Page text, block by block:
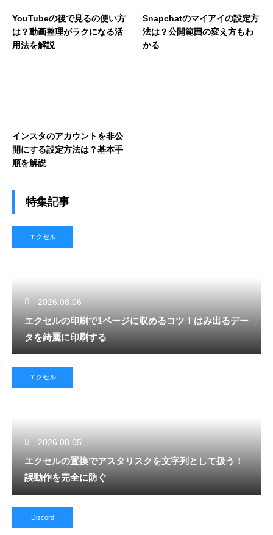
YouTubeの後で見るの使い方
は？動画整理がラクになる活
用法を解説
Snapchatのマイアイの設定方
法は？公開範囲の変え方もわ
かる
インスタのアカウントを非公
開にする設定方法は？基本手
順を解説
特集記事
エクセル
2026.08.06
エクセルの印刷で1ページに収めるコツ！はみ出るデー
タを綺麗に印刷する
エクセル
2026.08.05
エクセルの置換でアスタリスクを文字列として扱う！
誤動作を完全に防ぐ
Discord